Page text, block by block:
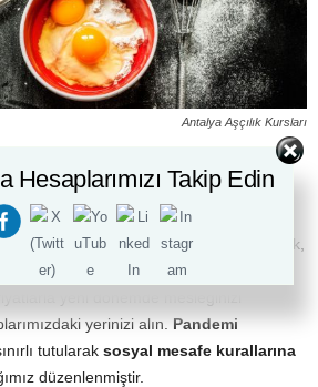
Antalya Aşçılık Kursları
Aşçılık Kurslarına katılarak
dâhil temel aşçılık teknikleri, yaratıcılık,
sunumları ayrıntılı şekilde
yeni dönemde mesleğinizi
yerinizi alın. Pandemi
tutularak sosyal mesafe kurallarına
düzenlenmiştir.
Hesaplarımızı Takip Edin